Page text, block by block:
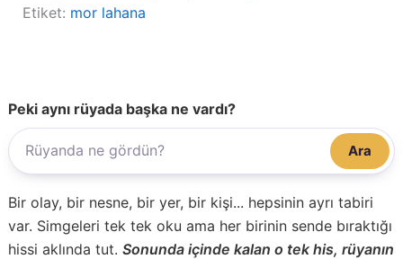
Etiket: mor lahana
Peki aynı rüyada başka ne vardı?
Ara
Bir olay, bir nesne, bir yer, bir kişi... hepsinin ayrı tabiri
var. Simgeleri tek tek oku ama her birinin sende bıraktığı
hissi aklında tut. Sonunda içinde kalan o tek his, rüyanın